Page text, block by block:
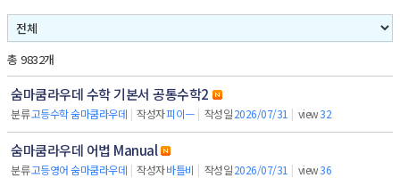
총 9832개
숨마쿰라우데 수학 기본서 공통수학2
분류고등수학 숨마쿰라우데 | 작성자피이ㅡ | 작성일2026/07/31 | view32
숨마쿰라우데 어법 Manual
분류고등영어 숨마쿰라우데 | 작성자바틀비 | 작성일2026/07/31 | view36